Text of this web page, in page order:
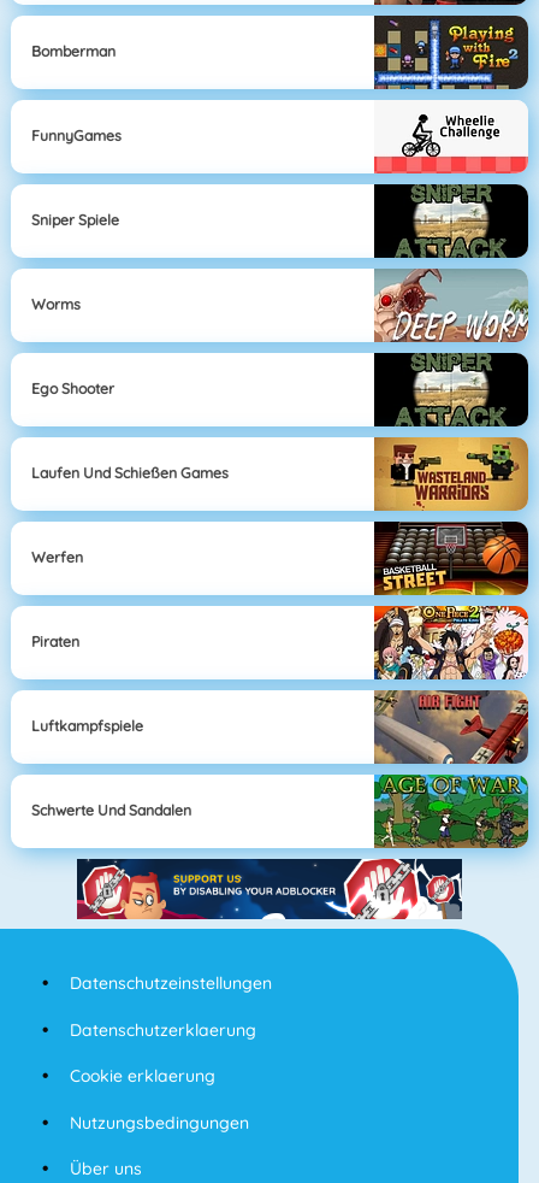
Bomberman
FunnyGames
Sniper Spiele
Worms
Ego Shooter
Laufen Und Schießen Games
Werfen
Piraten
Luftkampfspiele
Schwerte Und Sandalen
Datenschutzeinstellungen
Datenschutzerklaerung
Cookie erklaerung
Nutzungsbedingungen
Über uns